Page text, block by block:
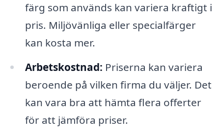
färg som används kan variera kraftigt i
pris. Miljövänliga eller specialfärger
kan kosta mer.
Arbetskostnad: Priserna kan variera
beroende på vilken firma du väljer. Det
kan vara bra att hämta flera offerter
för att jämföra priser.